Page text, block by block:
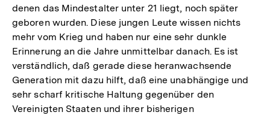
denen das Mindestalter unter 21 liegt, noch später
geboren wurden. Diese jungen Leute wissen nichts
mehr vom Krieg und haben nur eine sehr dunkle
Erinnerung an die Jahre unmittelbar danach. Es ist
verständlich, daß gerade diese heranwachsende
Generation mit dazu hilft, daß eine unabhängige und
sehr scharf kritische Haltung gegenüber den
Vereinigten Staaten und ihrer bisherigen